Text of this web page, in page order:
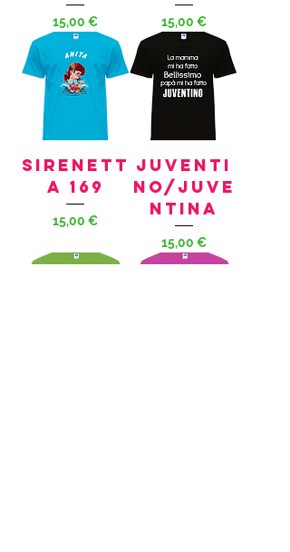
Preis
15,00 € Preis
15,00 €
SIRENETT
A 169
Preis
15,00 €
juventi
no/juve
ntina
Preis
15,00 €